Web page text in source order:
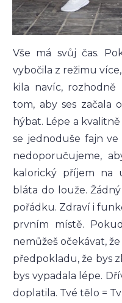
Vše má svůj čas.
vybočila z režimu
kila navíc,
tom, aby ses začala
hýbat. Lépe a
se jednoduše fajn
nedoporučujeme,
kalorický příjem na
bláta do louže.
pořádku. Zdraví i
prvním místě.
nemůžeš očekávat,
předpokladu, že bys
bys vypadala lépe.
doplatila. Tvé tělo =